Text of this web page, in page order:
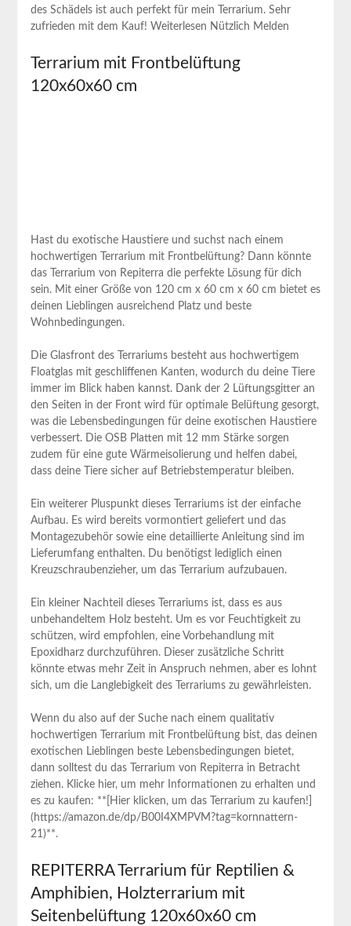
des Schädels ‌ist auch ⁤perfekt für mein Terrarium. Sehr
zufrieden mit dem Kauf! Weiterlesen Nützlich ⁢Melden
Terrarium mit Frontbelüftung
120x60x60 cm
Hast du exotische Haustiere und suchst​ nach einem
hochwertigen Terrarium⁤ mit Frontbelüftung? Dann könnte⁢
das Terrarium von Repiterra die perfekte Lösung für dich
sein. Mit einer Größe von 120 ⁣cm x 60 cm x 60 cm bietet‌ es
deinen Lieblingen ausreichend Platz und beste
Wohnbedingungen.
Die Glasfront des ⁤Terrariums besteht⁣ aus hochwertigem
Floatglas mit geschliffenen Kanten, wodurch du deine Tiere
immer im Blick haben kannst.‍ Dank der 2 Lüftungsgitter an
den Seiten in der Front wird für optimale Belüftung gesorgt,
was die Lebensbedingungen für deine exotischen Haustiere
verbessert.​ Die⁤ OSB Platten mit 12 mm Stärke sorgen
zudem für eine gute Wärmeisolierung und helfen dabei,
dass deine Tiere sicher auf Betriebstemperatur bleiben.
Ein weiterer Pluspunkt dieses Terrariums ist der einfache
Aufbau.⁢ Es wird bereits vormontiert geliefert und das
Montagezubehör sowie eine detaillierte Anleitung sind im
Lieferumfang enthalten. Du benötigst lediglich einen
Kreuzschraubenzieher, um das Terrarium aufzubauen.
Ein kleiner⁢ Nachteil dieses Terrariums ist, dass es aus
unbehandeltem Holz besteht. Um es​ vor Feuchtigkeit zu
schützen, wird empfohlen, eine Vorbehandlung mit
‍Epoxidharz durchzuführen. Dieser⁤ zusätzliche Schritt
könnte etwas mehr Zeit in Anspruch‌ nehmen, aber es lohnt
sich, um die Langlebigkeit des Terrariums zu gewährleisten.
Wenn du also auf der Suche nach ‍einem qualitativ
hochwertigen Terrarium mit ⁣Frontbelüftung bist, das deinen
⁢exotischen​ Lieblingen beste Lebensbedingungen bietet,
dann solltest du das Terrarium von​ Repiterra in Betracht‍
ziehen. Klicke hier, um mehr Informationen zu erhalten⁤ und
es zu kaufen: **[Hier klicken, um das Terrarium zu kaufen!]
(https://amazon.de/dp/B00I4XMPVM?tag=kornnattern-
21)**.
REPITERRA ‍Terrarium für Reptilien &
Amphibien, ⁢Holzterrarium mit​
Seitenbelüftung 120x60x60 cm